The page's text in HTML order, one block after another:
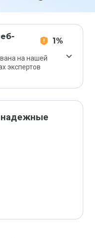
1%
на нашей
экспертов
надежные